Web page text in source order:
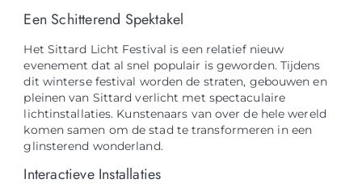
Een Schitterend Spektakel
Het Sittard Licht Festival is een relatief nieuw
evenement dat al snel populair is geworden. Tijdens
dit winterse festival worden de straten, gebouwen en
pleinen van Sittard verlicht met spectaculaire
lichtinstallaties. Kunstenaars van over de hele wereld
komen samen om de stad te transformeren in een
glinsterend wonderland.
Interactieve Installaties